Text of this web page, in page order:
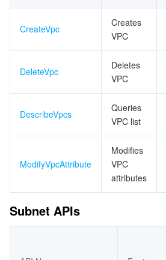
CreateVpc
Creates
VPC
DeleteVpc
Deletes
VPC
DescribeVpcs
Queries
VPC list
ModifyVpcAttribute
Modifies
VPC
attributes
Subnet APIs